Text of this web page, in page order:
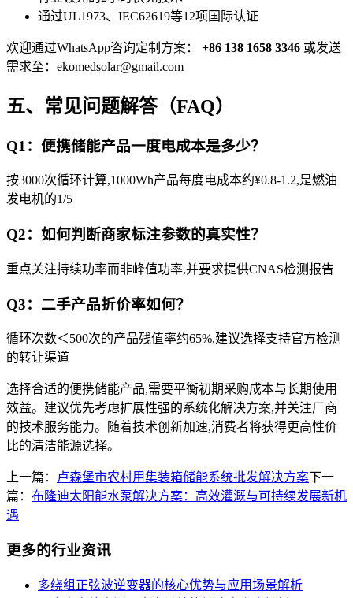
通过UL1973、IEC62619等12项国际认证
欢迎通过WhatsApp咨询定制方案： +86 138 1658 3346 或发送
需求至： ekomedsolar@gmail.com
五、常见问题解答（FAQ）
Q1：便携储能产品一度电成本是多少？
按3000次循环计算,1000Wh产品每度电成本约¥0.8-1.2,是燃油
发电机的1/5
Q2：如何判断商家标注参数的真实性？
重点关注持续功率而非峰值功率,并要求提供CNAS检测报告
Q3：二手产品折价率如何？
循环次数＜500次的产品残值率约65%,建议选择支持官方检测
的转让渠道
选择合适的便携储能产品,需要平衡初期采购成本与长期使用
效益。建议优先考虑扩展性强的系统化解决方案,并关注厂商
的技术服务能力。随着技术创新加速,消费者将获得更高性价
比的清洁能源选择。
上一篇： 卢森堡市农村用集装箱储能系统批发解决方案下一
篇： 布隆迪太阳能水泵解决方案：高效灌溉与可持续发展新机
遇
更多的行业资讯
多绕组正弦波逆变器的核心优势与应用场景解析